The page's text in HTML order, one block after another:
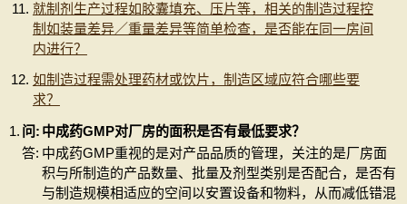
就制剂生产过程如胶囊填充、压片等，相关的制造过程控
制如装量差异／重量差异等简单检查，是否能在同一房间
内进行？
如制造过程需处理药材或饮片，制造区域应符合哪些要
求？
1. 问: 中成药GMP对厂房的面积是否有最低要求？
答: 中成药GMP重视的是对产品品质的管理，关注的是厂房面
积与所制造的产品数量、批量及剂型类别是否配合，是否有
与制造规模相适应的空间以安置设备和物料，从而减低错混